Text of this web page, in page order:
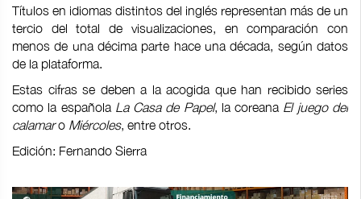
Títulos en idiomas distintos del inglés representan más de un
tercio del total de visualizaciones, en comparación con
menos de una décima parte hace una década, según datos
de la plataforma.
Estas cifras se deben a la acogida que han recibido series
como la española La Casa de Papel, la coreana El juego del
calamaro Miércoles, entre otros.
Edición: Fernando Sierra